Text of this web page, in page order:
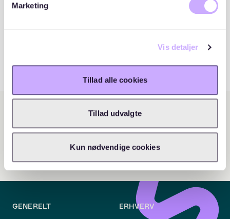
Marketing
Vis detaljer
Tillad alle cookies
Tillad udvalgte
Kun nødvendige cookies
GENERELT ERHVERV